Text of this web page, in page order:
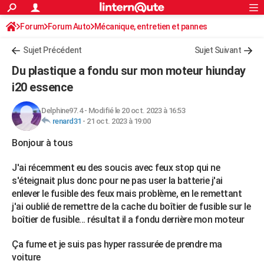
ACTUALITÉS
Politique
Société
Faits Divers
Education
Monde
Villes
+
Programme TV
TNTStreaming
Cinéma
Sorties cinéma
Musique
+FINANCE
Retraite
Impôts
Epargne
Immobilier
Risques naturels par ville
Banque
Assurance
Crédit
AUTO
Essais
Réserver un essai
Citadines
Berlines
SUV
Forum auto
HIGH-TECH
Forum
Aménagement intérieur
Extérieur
Cuisine
Salle de bains
Jardinage
Rangement
WEEK-END
Guides de France
Escapades
Patrimoine
Expositions
Musées
Week-end nature
+LIFESTYLE
Alimentation
Guide de la santé
Maladies
Médicaments
Sommeil
VOYAGE
Rechercher
S'inscrire
Connexion
Forum Forum Auto Mécanique, entretien et pannes
Sujet Précédent Sujet Suivant
Du plastique a fondu sur mon moteur hiunday
i20 essence
Delphine97.4- Modifié le 20 oct. 2023 à 16:53
renard31 - 21 oct. 2023 à 19:00
Bonjour à tous
J'ai récemment eu des soucis avec feux stop qui ne
s'éteignait plus donc pour ne pas user la batterie j'ai
enlever le fusible des feux mais problème, en le remettant
j'ai oublié de remettre de la cache du boîtier de fusible sur le
boîtier de fusible... résultat il a fondu derrière mon moteur
Ça fume et je suis pas hyper rassurée de prendre ma
voiture